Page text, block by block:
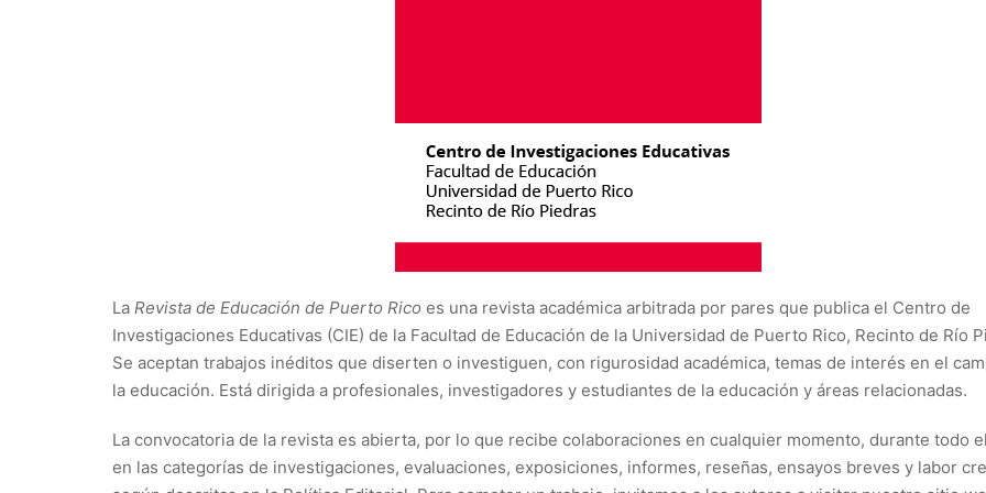
La Revista de Educación de Puerto Rico es una revista académica arbitrada por pares que publica el Centro de
Investigaciones Educativas (CIE) de la Facultad de Educación de la Universidad de Puerto Rico, Recinto de Río
Se aceptan trabajos inéditos que diserten o investiguen, con rigurosidad académica, temas de interés en el
la educación. Está dirigida a profesionales, investigadores y estudiantes de la educación y áreas relacionadas.
La convocatoria de la revista es abierta, por lo que recibe colaboraciones en cualquier momento, durante todo
en las categorías de investigaciones, evaluaciones, exposiciones, informes, reseñas, ensayos breves y labor